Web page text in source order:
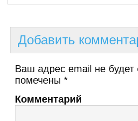
Добавить
Ваш адрес email не будет
помечены *
Комментарий